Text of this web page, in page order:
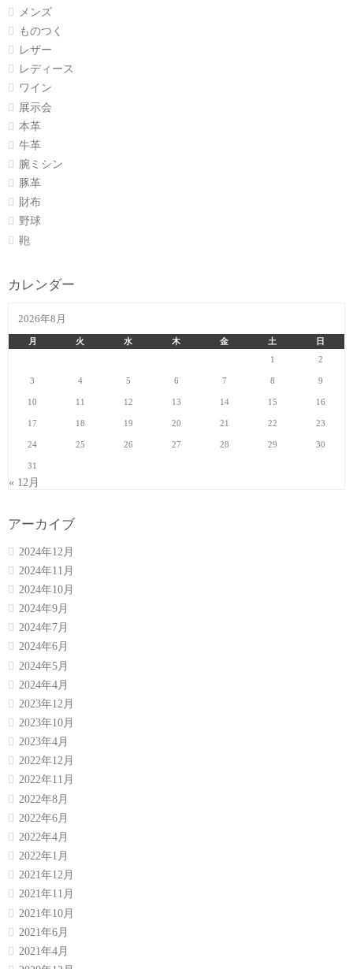
メンズ
ものつく
レザー
レディース
ワイン
展示会
本革
牛革
腕ミシン
豚革
財布
野球
鞄
カレンダー
2026年8月
月 火 水 木 金 土
日
1
2
3 4 5 6 7 8 9
10 11 12 13 14 15 16
17 18 19 20 21 22 23
24 25 26 27 28 29 30
31
« 12月
アーカイブ
2024年12月
2024年11月
2024年10月
2024年9月
2024年7月
2024年6月
2024年5月
2024年4月
2023年12月
2023年10月
2023年4月
2022年12月
2022年11月
2022年8月
2022年6月
2022年4月
2022年1月
2021年12月
2021年11月
2021年10月
2021年6月
2021年4月